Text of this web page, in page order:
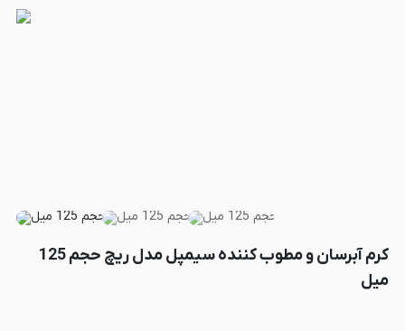
کرم آبرسان و مطوب کننده سیمپل مدل ریچ حجم 125
میل